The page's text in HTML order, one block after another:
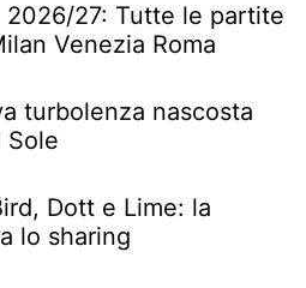
2026/27: Tutte le partite
Venezia Roma
turbolenza nascosta
Sole
Dott e Lime: la
lo sharing